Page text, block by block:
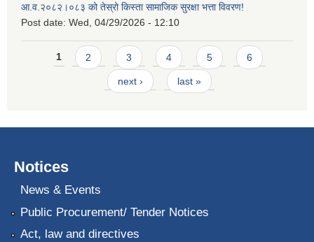
आ.व.२०८२।०८३ को तेस्रो किस्ता सामाजिक सुरक्षा भत्ता विवरण!
Post date: Wed, 04/29/2026 - 12:10
Pages
1 2 3 4 5 6
next › last »
Notices
News & Events
Public Procurement/ Tender Notices
Act, law and directives